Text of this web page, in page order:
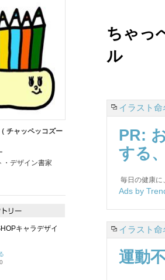
ちゃっ
ル
イラスト
PR:
する
毎日の健康に
Ads by
イラスト
運動
チャッペッコズー
・デザイン書家
キャラデザイ